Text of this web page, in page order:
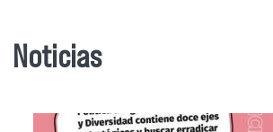
Noticias